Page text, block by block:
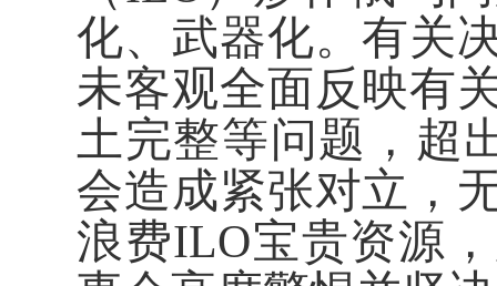
化、武器化。有关
未客观全面反映有
土完整等问题，超
会造成紧张对立，
浪费ILO宝贵资源